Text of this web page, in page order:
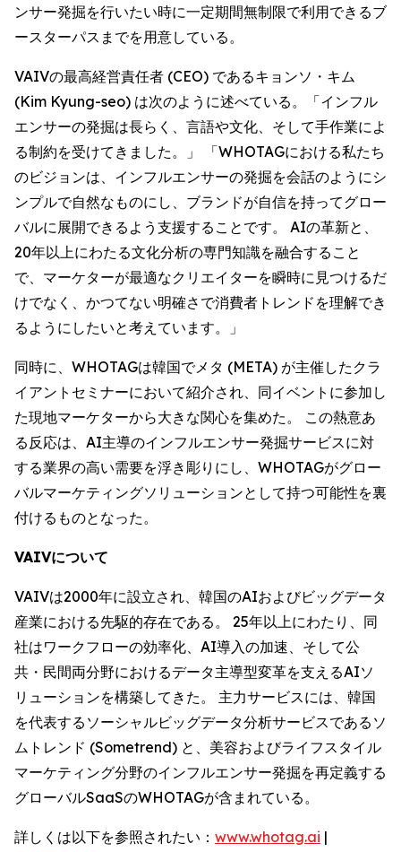
ンサー発掘を行いたい時に一定期間無制限で利用できるブ
ースターパスまでを用意している。
VAIVの最高経営責任者 (CEO) であるキョンソ・キム
(Kim Kyung-seo) は次のように述べている。「インフル
エンサーの発掘は長らく、言語や文化、そして手作業によ
る制約を受けてきました。」 「WHOTAGにおける私たち
のビジョンは、インフルエンサーの発掘を会話のようにシ
ンプルで自然なものにし、ブランドが自信を持ってグロー
バルに展開できるよう支援することです。 AIの革新と、
20年以上にわたる文化分析の専門知識を融合すること
で、マーケターが最適なクリエイターを瞬時に見つけるだ
けでなく、かつてない明確さで消費者トレンドを理解でき
るようにしたいと考えています。」
同時に、WHOTAGは韓国でメタ (META) が主催したクラ
イアントセミナーにおいて紹介され、同イベントに参加し
た現地マーケターから大きな関心を集めた。 この熱意あ
る反応は、AI主導のインフルエンサー発掘サービスに対
する業界の高い需要を浮き彫りにし、WHOTAGがグロー
バルマーケティングソリューションとして持つ可能性を裏
付けるものとなった。
VAIVについて
VAIVは2000年に設立され、韓国のAIおよびビッグデータ
産業における先駆的存在である。 25年以上にわたり、同
社はワークフローの効率化、AI導入の加速、そして公
共・民間両分野におけるデータ主導型変革を支えるAIソ
リューションを構築してきた。 主力サービスには、韓国
を代表するソーシャルビッグデータ分析サービスであるソ
ムトレンド (Sometrend) と、美容およびライフスタイル
マーケティング分野のインフルエンサー発掘を再定義する
グローバルSaaSのWHOTAGが含まれている。
詳しくは以下を参照されたい： www.whotag.ai |